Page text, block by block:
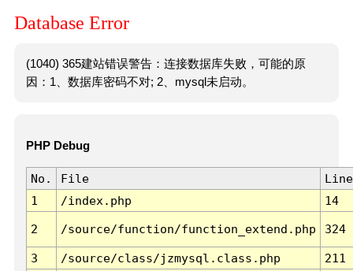
Database Error
(1040) 365建站错误警告：连接数据库失败，可能的原
因：1、数据库密码不对; 2、mysql未启动。
PHP Debug
No. File
Line
1
/index.php 14
2 /source/function/function_extend.php 324
3 /source/class/jzmysql.class.php
211